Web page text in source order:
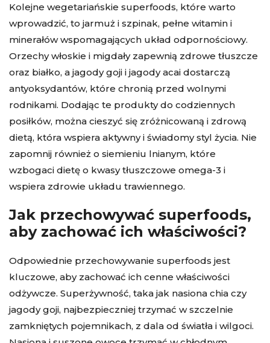
Kolejne wegetariańskie superfoods, które warto
wprowadzić, to jarmuż i szpinak, pełne witamin i
minerałów wspomagających układ odpornościowy.
Orzechy włoskie i migdały zapewnią zdrowe tłuszcze
oraz białko, a jagody goji i jagody acai dostarczą
antyoksydantów, które chronią przed wolnymi
rodnikami. Dodając te produkty do codziennych
posiłków, można cieszyć się zróżnicowaną i zdrową
dietą, która wspiera aktywny i świadomy styl życia. Nie
zapomnij również o siemieniu lnianym, które
wzbogaci dietę o kwasy tłuszczowe omega-3 i
wspiera zdrowie układu trawiennego.
Jak przechowywać superfoods,
aby zachować ich właściwości?
Odpowiednie przechowywanie superfoods jest
kluczowe, aby zachować ich cenne właściwości
odżywcze. Superżywność, taka jak nasiona chia czy
jagody goji, najbezpieczniej trzymać w szczelnie
zamkniętych pojemnikach, z dala od światła i wilgoci.